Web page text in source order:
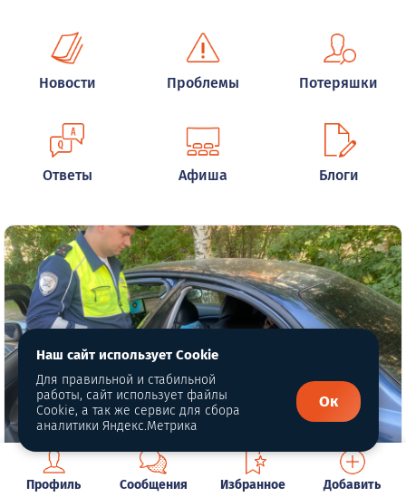
Новости Проблемы Потеряшки
Ответы Афиша Блоги
Профиль Сообщения Избранное Добавить
Наш сайт использует Cookie
Для правильной и стабильной
работы, сайт использует файлы
Cookie, а так же сервис для сбора
аналитики Яндекс.Метрика
Ок